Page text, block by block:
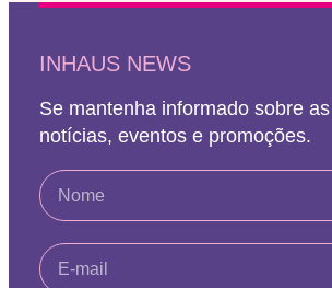
INHAUS NEWS
Se mantenha informado sobre
notícias, eventos e promoções.